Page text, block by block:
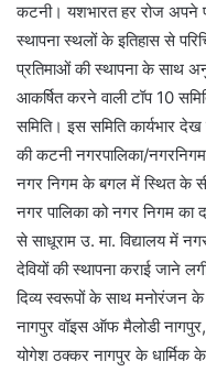
कटनी। यशभारत हर रोज अपने
स्थापना स्थलों के इतिहास से
प्रतिमाओं की स्थापना के साथ
आकर्षित करने वाली टॉप 10
समिति। इस समिति कार्यभार
की कटनी नगरपालिका/नगरनिगम
नगर निगम के बगल में स्थित के
नगर पालिका को नगर निगम का
से साधूराम उ. मा. विद्यालय में नगर
देवियों की स्थापना कराई जाने
दिव्य स्वरूपों के साथ मनोरंजन
नागपुर वॉइस ऑफ मैलोडी
योगेश ठक्कर नागपुर के धार्मिक